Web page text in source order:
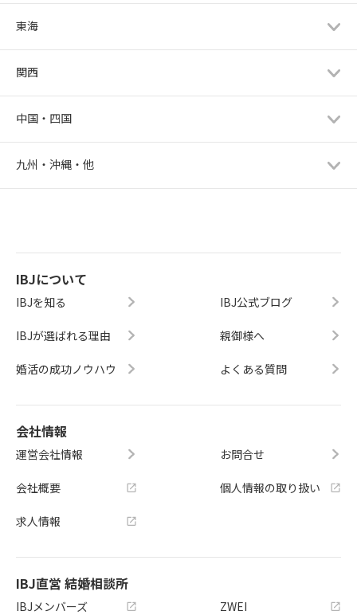
東海
関西
中国・四国
九州・沖縄・他
IBJについて
IBJを知る
IBJが選ばれる理由
婚活の成功ノウハウ
IBJ公式ブログ
親御様へ
よくある質問
会社情報
運営会社情報
会社概要
求人情報
お問合せ
個人情報の取り扱い
IBJ直営 結婚相談所
IBJメンバーズ ZWEI